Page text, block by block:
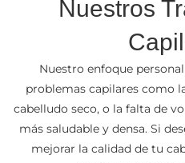
Nuestros
Nuestro enfoque
problemas capilares como
cabelludo seco, o la falta de
más saludable y densa. Si
mejorar la calidad de tu